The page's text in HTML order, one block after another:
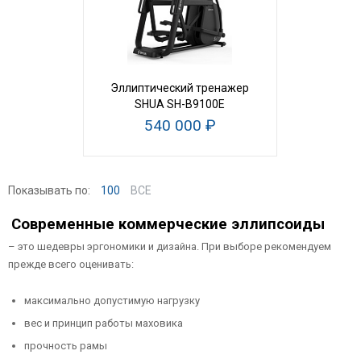
Эллиптический тренажер
SHUA SH-B9100E
540 000 ₽
Показывать по: 100 ВСЕ
Современные коммерческие эллипсоиды
– это шедевры эргономики и дизайна. При выборе рекомендуем
прежде всего оценивать:
максимально допустимую нагрузку
вес и принцип работы маховика
прочность рамы